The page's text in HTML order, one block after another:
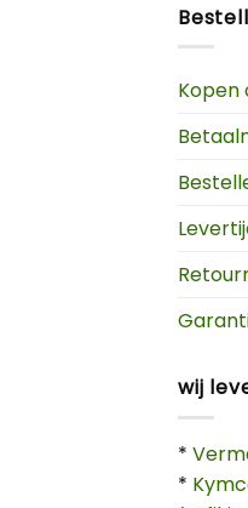
Kopen
wij
*
*